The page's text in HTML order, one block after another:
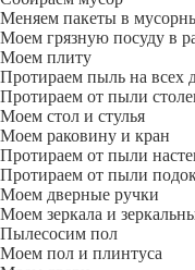
Меняем пакеты в
Моем грязную посуду в
Моем плиту
Протираем пыль на всех
Протираем от пыли
Моем стол и стулья
Моем раковину и кран
Протираем от пыли
Протираем от пыли
Моем дверные ручки
Моем зеркала и
Пылесосим пол
Моем пол и плинтуса